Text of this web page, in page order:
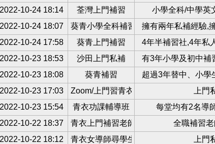
2022-10-24 18:14 荃灣上門補習 小學全科/中學英
2022-10-24 18:07 葵青小學全科補習 擁有兩年私補經驗,
2022-10-24 17:58 葵青上門補習 4年半補習社,4年私
2022-10-23 18:53 沙田上門私補 有3年小學及初中補
2022-10-23 18:08 葵青補習 超過3年替中、小學
2022-10-23 17:03 Zoom/上門習青衣區 上門
2022-10-23 15:54 青衣功課輔導班 每堂均有2名導
2022-10-22 18:37 青衣上門補習老師 全職補習
2022-10-22 18:12 青衣女導師尋學生 上門